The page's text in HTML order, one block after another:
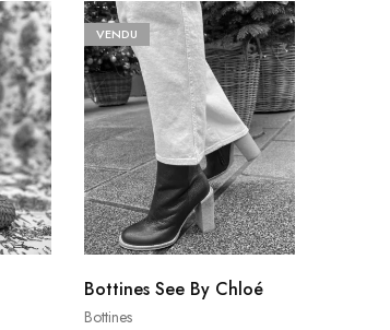
VENDU
Bottines
Bottines See By Chloé